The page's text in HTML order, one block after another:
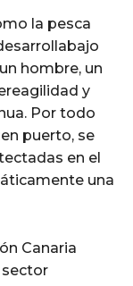
la pesca
hombre, un
y
Por todo
puerto, se
en el
una
Canaria
sector